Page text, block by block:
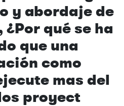
y abordaje de
¿Por qué se ha
que una
como
mas del
proyect